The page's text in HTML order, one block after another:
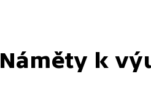
Náměty k